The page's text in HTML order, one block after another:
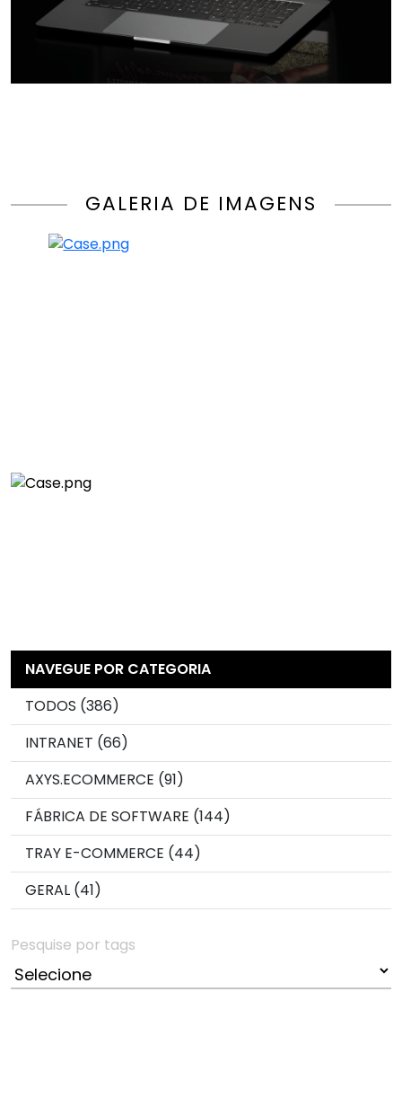
GALERIA DE IMAGENS
NAVEGUE POR CATEGORIA
TODOS (386)
INTRANET (66)
AXYS.ECOMMERCE (91)
FÁBRICA DE SOFTWARE (144)
TRAY E-COMMERCE (44)
GERAL (41)
Pesquise por tags